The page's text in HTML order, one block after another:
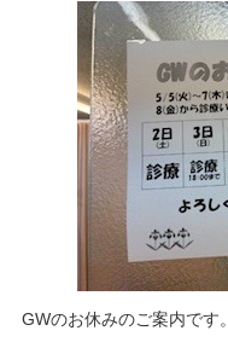
よくある質問
お問い合わせ
GWのお休みのご案内です。